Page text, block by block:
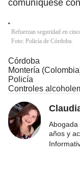
comuníquese
Refuerzan seguridad en
Foto: Policía de Córdoba.
Córdoba
Montería
Policía
Controles
Abogada
años y